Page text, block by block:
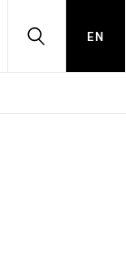
HLEDAT
EN